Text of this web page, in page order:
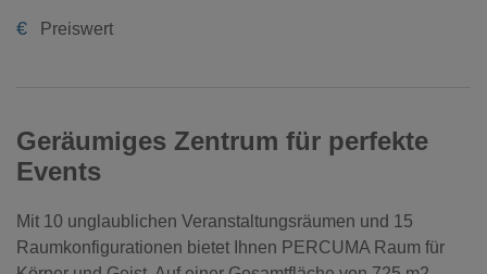
€ Preiswert
Geräumiges Zentrum für perfekte
Events
Mit 10 unglaublichen Veranstaltungsräumen und 15
Raumkonfigurationen bietet Ihnen PERCUMA Raum für